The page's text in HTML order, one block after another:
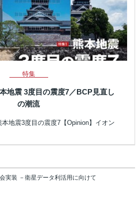
特集
地震 3度目の震度7／BCP見直し
の潮流
地震3度目の震度7【Opinion】イオン
実装 －衛星データ利活用に向けて